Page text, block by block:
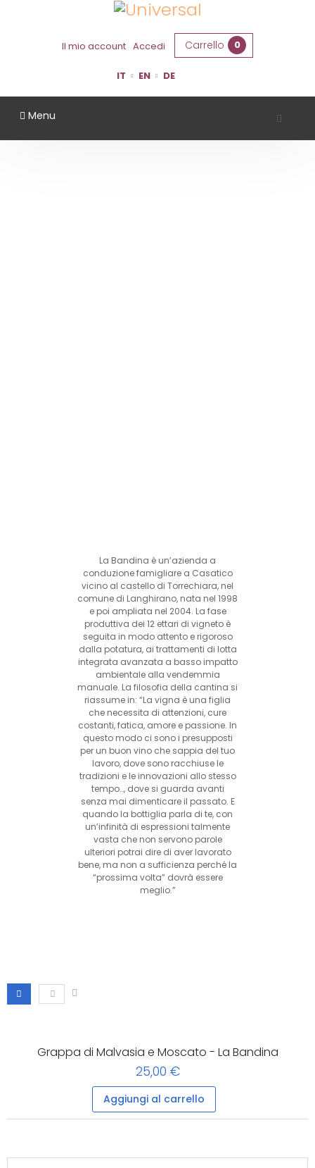
Il mio account Accedi Carrello 0
IT EN DE
Menu
La Bandina è un’azienda a
conduzione famigliare a Casatico
vicino al castello di Torrechiara, nel
comune di Langhirano, nata nel 1998
e poi ampliata nel 2004. La fase
produttiva dei 12 ettari di vigneto è
seguita in modo attento e rigoroso
dalla potatura, ai trattamenti di lotta
integrata avanzata a basso impatto
ambientale alla vendemmia
manuale. La filosofia della cantina si
riassume in: “La vigna è una figlia
che necessita di attenzioni, cure
costanti, fatica, amore e passione. In
questo modo ci sono i presupposti
per un buon vino che sappia del tuo
lavoro, dove sono racchiuse le
tradizioni e le innovazioni allo stesso
tempo…, dove si guarda avanti
senza mai dimenticare il passato. E
quando la bottiglia parla di te, con
un’infinità di espressioni talmente
vasta che non servono parole
ulteriori potrai dire di aver lavorato
bene, ma non a sufficienza perché la
“prossima volta” dovrà essere
meglio.”
Grappa di Malvasia e Moscato - La Bandina
25,00 €
Aggiungi al carrello